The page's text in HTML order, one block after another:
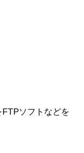
ソフトなどを